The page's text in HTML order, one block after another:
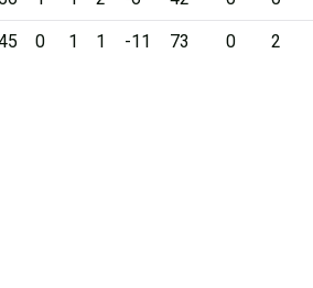
0 1 1 -11 73 0 2